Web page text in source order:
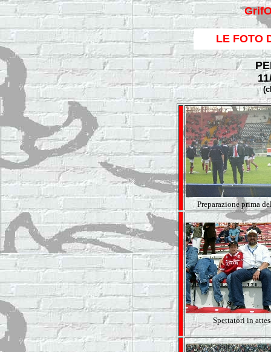
LE FOTO
Preparazione prima
Spettatori in